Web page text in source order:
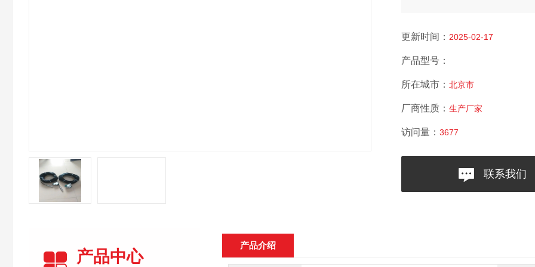
更新时间： 2025-02-17
产品型号：
所在城市： 北京市
厂商性质： 生产厂家
访问量： 3677
联系我们
产品中心
产品介绍